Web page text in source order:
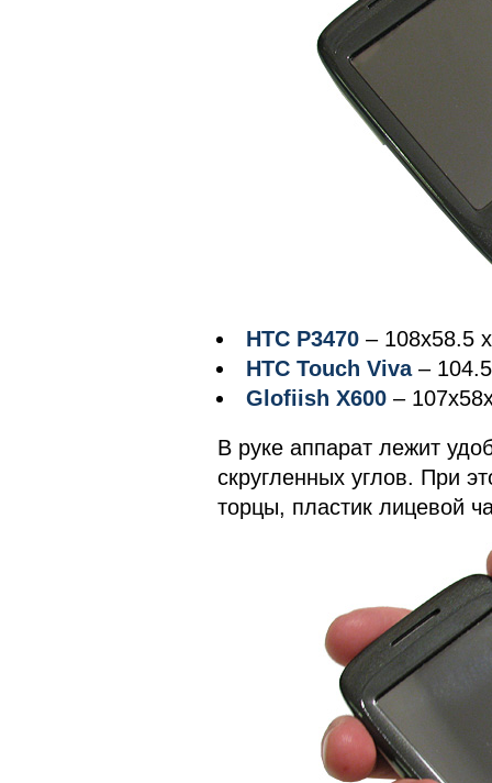
HTC P3470 – 108x58.5
HTC Touch Viva–
Glofiish X600 –
В руке аппарат лежит
скругленных углов. При
торцы, пластик лицевой